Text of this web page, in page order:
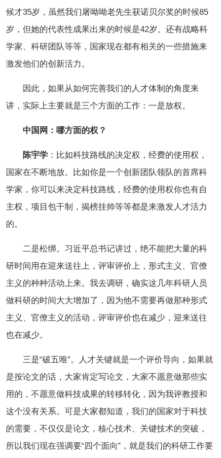
候才35岁，虽然我们屠呦呦老先生获诺贝尔奖的时候85
岁，但她的代表性成果出来的时候是42岁。还有战略科
学家、科研团队等等，国家现在都有相关的一些措施来
激发他们的创新活力。
因此，如果从如何完善我们的人才体制的角度来
讲，实际上主要就是三个方面的工作：一是放权。
中国网：哪方面的权？
陈宇学 ：比如科技路线的决定权，经费的使用权，
国家在不断地放。比如你是一个创新团队领队的首席科
学家，你可以来决定科技路线，经费的使用权你也有自
主权，项目包干制，揭榜挂帅等等都是来激发人才活力
的。
二是松绑。习近平总书记讲过，绝不能把大量的科
研时间用在迎来送往上，评审评价上，形式主义、官僚
主义的种种活动上来。我去调研，确实这几年科研人员
做科研的时间大大增加了，因为他不需要再做那种形式
主义、官僚主义的活动，评审评价也在减少，迎来送往
也在减少。
三是“破五唯”。人才关键就是一个评价导向，如果就
是按论文的话，大家肯定写论文，大家不愿意做那些实
用的，不愿意做科技成果的转移转化，因为我评教授和
这个没有关系。可是大家都知道，我们的国家对于科技
的需要，不仅仅是论文，核心技术、关键技术的突破，
所以我们现在强调要“四个面向”，就是我们的科研工作要